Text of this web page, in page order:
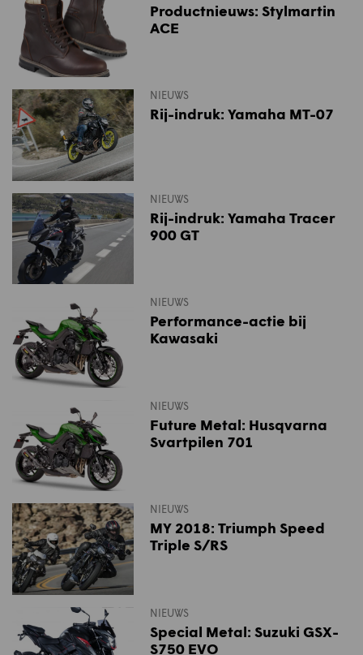
Productnieuws: Stylmartin
ACE
NIEUWS
Rij-indruk: Yamaha MT-07
NIEUWS
Rij-indruk: Yamaha Tracer
900 GT
NIEUWS
Performance-actie bij
Kawasaki
NIEUWS
Future Metal: Husqvarna
Svartpilen 701
NIEUWS
MY 2018: Triumph Speed
Triple S/RS
NIEUWS
Special Metal: Suzuki GSX-
S750 EVO